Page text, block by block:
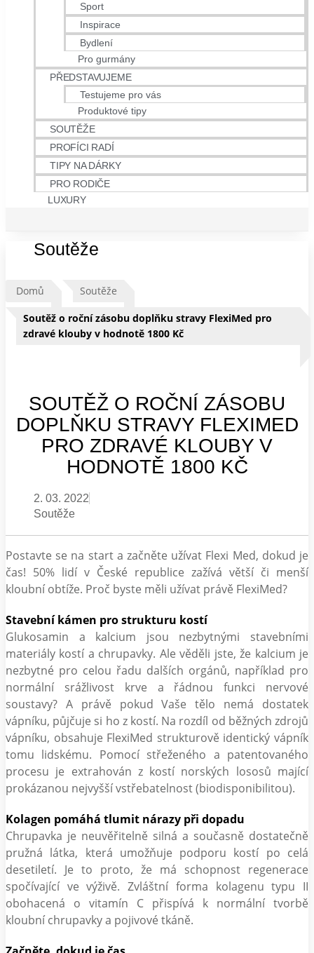
Sport
Inspirace
Bydlení
Pro gurmány
PŘEDSTAVUJEME
Testujeme pro vás
Produktové tipy
SOUTĚŽE
PROFÍCI RADÍ
TIPY NA DÁRKY
PRO RODIČE
LUXURY
Soutěže
Domů Soutěže
Soutěž o roční zásobu doplňku stravy FlexiMed pro
zdravé klouby v hodnotě 1800 Kč
SOUTĚŽ O ROČNÍ ZÁSOBU
DOPLŇKU STRAVY FLEXIMED
PRO ZDRAVÉ KLOUBY V
HODNOTĚ 1800 KČ
2. 03. 2022
Soutěže
Postavte se na start a začněte užívat Flexi Med, dokud je
čas! 50% lidí v České republice zažívá větší či menší
kloubní obtíže. Proč byste měli užívat právě FlexiMed?
Stavební kámen pro strukturu kostí
Glukosamin a kalcium jsou nezbytnými stavebními
materiály kostí a chrupavky. Ale věděli jste, že kalcium je
nezbytné pro celou řadu dalších orgánů, například pro
normální srážlivost krve a řádnou funkci nervové
soustavy? A právě pokud Vaše tělo nemá dostatek
vápníku, půjčuje si ho z kostí. Na rozdíl od běžných zdrojů
vápníku, obsahuje FlexiMed strukturově identický vápník
tomu lidskému. Pomocí střeženého a patentovaného
procesu je extrahován z kostí norských lososů mající
prokázanou nejvyšší vstřebatelnost (biodisponibilitou).
Kolagen pomáhá tlumit nárazy při dopadu
Chrupavka je neuvěřitelně silná a současně dostatečně
pružná látka, která umožňuje podporu kostí po celá
desetiletí. Je to proto, že má schopnost regenerace
spočívající ve výživě. Zvláštní forma kolagenu typu II
obohacená o vitamín C přispívá k normální tvorbě
kloubní chrupavky a pojivové tkáně.